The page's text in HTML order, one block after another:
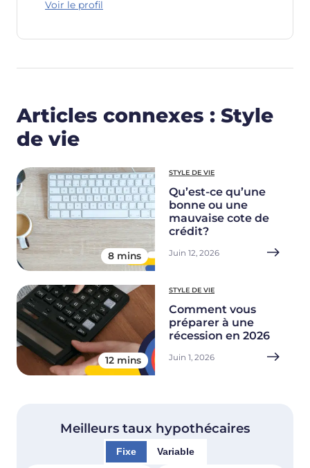
Voir le profil
Articles connexes : Style
de vie
8 mins
STYLE DE VIE
Qu’est-ce qu’une
bonne ou une
mauvaise cote de
crédit?
Juin 12, 2026
12 mins
STYLE DE VIE
Comment vous
préparer à une
récession en 2026
Juin 1, 2026
Meilleurs taux hypothécaires
Fixe Variable